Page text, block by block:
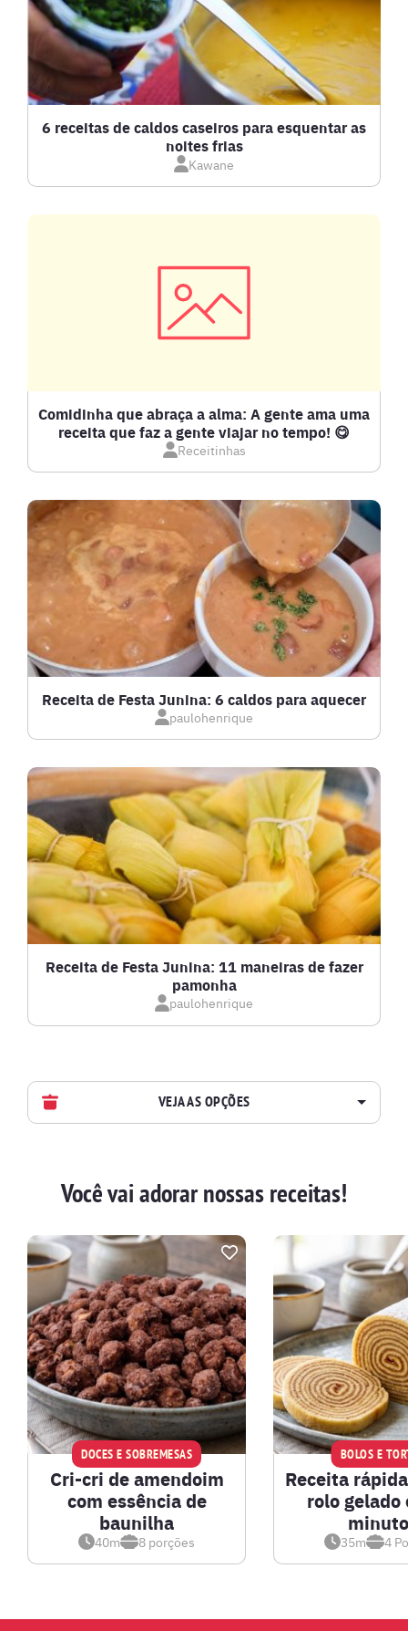
6 receitas de caldos caseiros para esquentar as
noites frias
Kawane
Comidinha que abraça a alma: A gente ama uma
receita que faz a gente viajar no tempo! 😋
Receitinhas
Receita de Festa Junina: 6 caldos para aquecer
paulohenrique
Receita de Festa Junina: 11 maneiras de fazer
pamonha
paulohenrique
VEJA AS OPÇÕES
BATIDAS
BEBIDAS E DRINKS
BISCOITOS
BOLOS E TORTAS
CALDOS
CARNE BOVINA
CARNE SUÍNA
Você vai adorar nossas receitas!
DOCES E SOBREMESAS
Cri-cri de amendoim
com essência de
baunilha
40m 8 porções
BOLOS E
Receita
rolo gelado
35m 4